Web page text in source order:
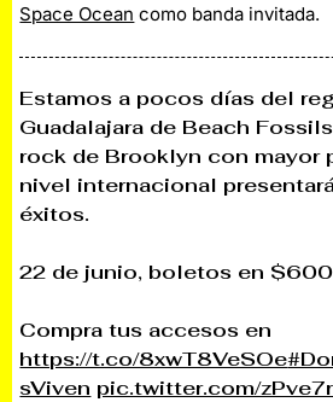
Space Ocean como banda invitada.
Estamos a pocos días del
Guadalajara de Beach
rock de Brooklyn con mayor
nivel internacional
éxitos.
22 de junio, boletos en $600
Compra tus accesos en
https://t.co/8xwT8VeSOe
sViven pic.twitter.com/